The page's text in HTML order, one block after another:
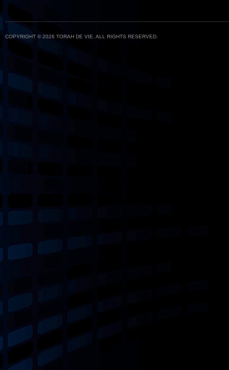
COPYRIGHT © 2026 TORAH DE VIE. ALL RIGHTS RESERVED.